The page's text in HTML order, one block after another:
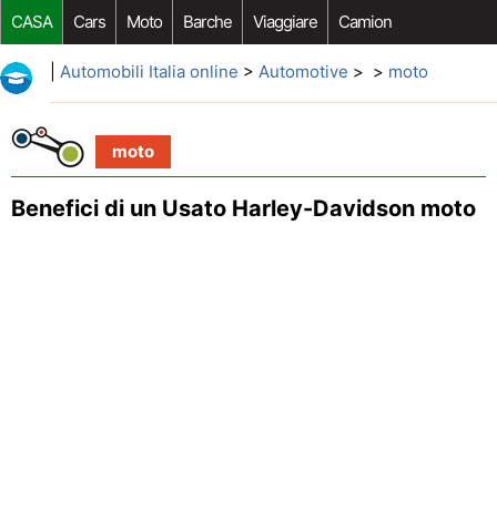
CASA Cars Moto Barche Viaggiare Camion
Riparazione Auto Acquisto Auto Car Opzioni Aftermarket
Automobili Italia online > Automotive > > moto
moto
Benefici di un Usato Harley-Davidson moto